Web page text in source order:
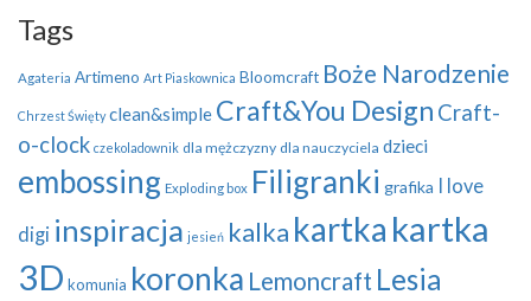
Tags
Agateria Artimeno Art Piaskownica Bloomcraft Boże Narodzenie
Chrzest Święty clean&simple Craft&You Design Craft-
o-clock czekoladownik dla mężczyzny dla nauczyciela dzieci
embossing Exploding box Filigranki grafika I love
digi inspiracja jesień kalka kartka kartka
3D komunia koronka Lemoncraft Lesia